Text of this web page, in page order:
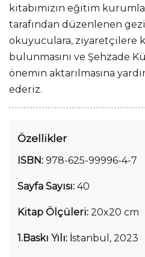
kitabımızın eğitim
tarafından düzenlenen
okuyuculara, ziyaretçilere
bulunmasını ve Şehzade
önemin aktarılmasına
ederiz.
Özellikler
ISBN:978-625-99996-4-7
Sayfa Sayısı:40
Kitap Ölçüleri:20x20 cm
1.Baskı Yılı:İstanbul, 2023